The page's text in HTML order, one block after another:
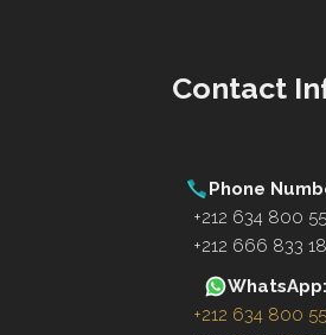
Contact
Phone
+212 634 800
+212 666 833
WhatsApp:
+212 634 800